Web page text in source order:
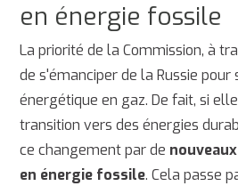
en énergie fossile
La priorité de la Commission, à
de s'émanciper de la Russie pour
énergétique en gaz. De fait, si
transition vers des énergies
ce changement par de
en énergie fossile. Cela passe